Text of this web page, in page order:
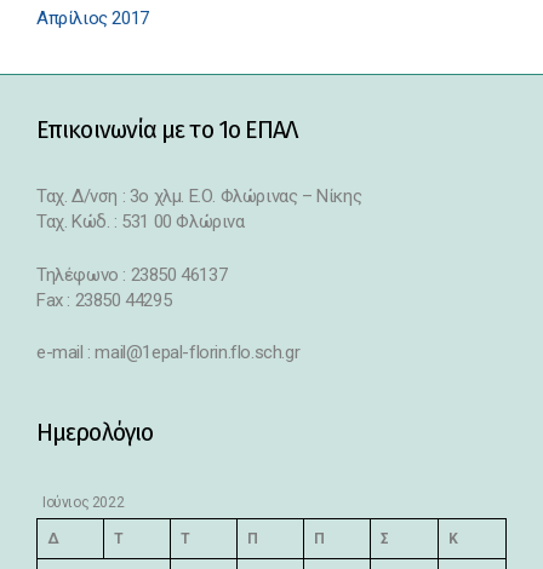
Απρίλιος 2017
Επικοινωνία με το 1ο ΕΠΑΛ
Ταχ. Δ/νση : 3o χλμ. Ε.Ο. Φλώρινας – Νίκης
Ταχ. Κώδ. : 531 00 Φλώρινα
Τηλέφωνο : 23850 46137
Fax : 23850 44295
e-mail : mail@1epal-florin.flo.sch.gr
Ημερολόγιο
Ιούνιος 2022
Δ Τ Τ Π Π Σ Κ